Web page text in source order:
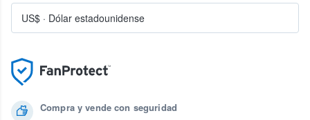
Compra y vende con seguridad
US$ · Dólar estadounidense